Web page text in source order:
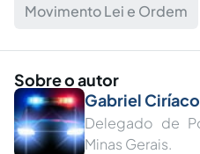
Movimento Lei e Ordem
Sobre o autor
Gabriel
Delegado de
Minas Gerais.